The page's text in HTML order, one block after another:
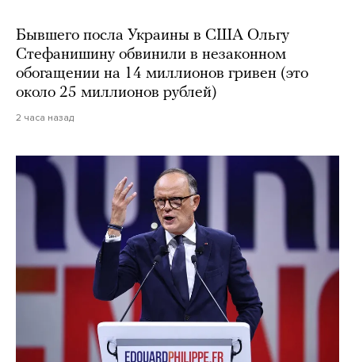
Бывшего посла Украины в США Ольгу
Стефанишину обвинили в незаконном
обогащении на 14 миллионов гривен (это
около 25 миллионов рублей)
2 часа назад